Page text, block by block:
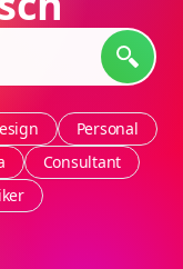
Personal
Consultant